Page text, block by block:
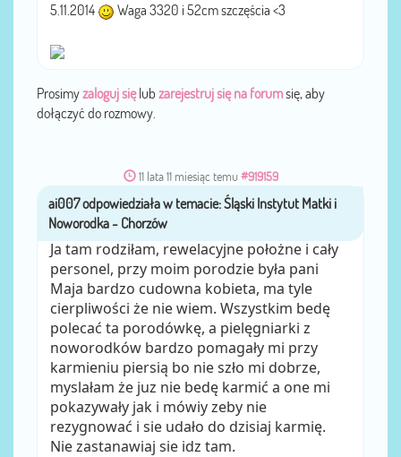
5.11.2014
Waga 3320 i 52cm szczęścia <3
Prosimyzaloguj sięlub zarejestruj się na forumsię, aby
dołączyć do rozmowy.
11 lata 11 miesiąc temu #919159
przezai007
Ja tam rodziłam, rewelacyjne położne i cały
personel, przy moim porodzie była pani
Maja bardzo cudowna kobieta, ma tyle
cierpliwości że nie wiem. Wszystkim bedę
polecać ta porodówkę, a pielęgniarki z
noworodków bardzo pomagały mi przy
karmieniu piersią bo nie szło mi dobrze,
myslałam że juz nie bedę karmić a one mi
pokazywały jak i mówiy zeby nie
rezygnować i sie udało do dzisiaj karmię.
Nie zastanawiaj sie idz tam.